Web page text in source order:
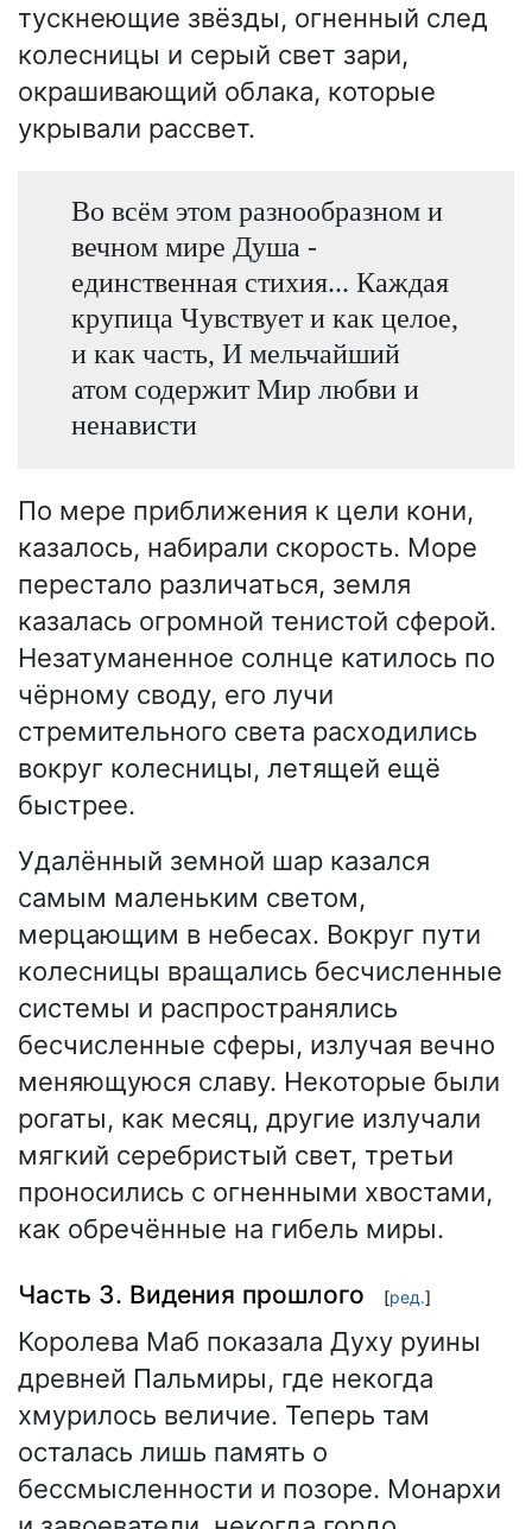
тускнеющие звёзды, огненный след
колесницы и серый свет зари,
окрашивающий облака, которые
укрывали рассвет.
Во всём этом разнообразном и
вечном мире Душа -
единственная стихия... Каждая
крупица Чувствует и как целое,
и как часть, И мельчайший
атом содержит Мир любви и
ненависти
По мере приближения к цели кони,
казалось, набирали скорость. Море
перестало различаться, земля
казалась огромной тенистой сферой.
Незатуманенное солнце катилось по
чёрному своду, его лучи
стремительного света расходились
вокруг колесницы, летящей ещё
быстрее.
Удалённый земной шар казался
самым маленьким светом,
мерцающим в небесах. Вокруг пути
колесницы вращались бесчисленные
системы и распространялись
бесчисленные сферы, излучая вечно
меняющуюся славу. Некоторые были
рогаты, как месяц, другие излучали
мягкий серебристый свет, третьи
проносились с огненными хвостами,
как обречённые на гибель миры.
Часть 3. Видения прошлого [ред.]
Королева Маб показала Духу руины
древней Пальмиры, где некогда
хмурилось величие. Теперь там
осталась лишь память о
бессмысленности и позоре. Монархи